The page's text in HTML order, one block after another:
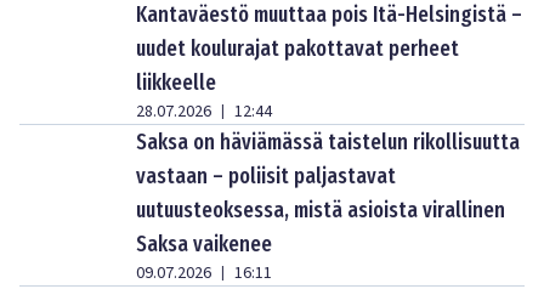
Kantaväestö muuttaa pois Itä-Helsingistä –
uudet koulurajat pakottavat perheet
liikkeelle
28.07.2026 | 12:44
Saksa on häviämässä taistelun rikollisuutta
vastaan – poliisit paljastavat
uutuusteoksessa, mistä asioista virallinen
Saksa vaikenee
09.07.2026 | 16:11